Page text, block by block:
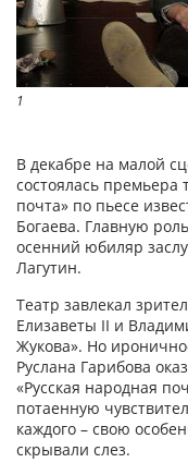
1
В декабре на малой
состоялась премьера
почта» по пьесе
Богаева. Главную
осенний юбиляр
Лагутин.
Театр завлекал
Елизаветы II и
Жукова». Но
Руслана Гарибова
«Русская народная
потаенную
каждого – свою
скрывали слез.